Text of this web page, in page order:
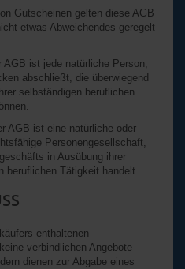
Gutscheinen gelten diese AGB
etwas Abweichendes geregelt
AGB ist jede natürliche Person,
abschließt, die überwiegend
selbständigen beruflichen
AGB ist eine natürliche oder
Personengesellschaft,
in Ausübung ihrer
beruflichen Tätigkeit handelt.
enthaltenen
verbindlichen Angebote
dienen zur Abgabe eines